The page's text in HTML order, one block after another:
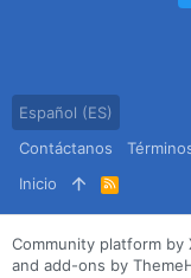
Español (ES)
Contáctanos
Inicio
R
S
S
Community platform by
and add-ons by